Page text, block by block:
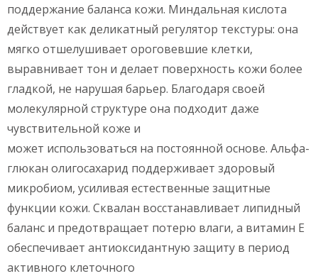
поддержание баланса кожи. Миндальная кислота
действует как деликатный регулятор текстуры: она
мягко отшелушивает ороговевшие клетки,
выравнивает тон и делает поверхность кожи более
гладкой, не нарушая барьер. Благодаря своей
молекулярной структуре она подходит даже
чувствительной коже и
может использоваться на постоянной основе. Альфа-
глюкан олигосахарид поддерживает здоровый
микробиом, усиливая естественные защитные
функции кожи. Сквалан восстанавливает липидный
баланс и предотвращает потерю влаги, а витамин Е
обеспечивает антиоксидантную защиту в период
активного клеточного